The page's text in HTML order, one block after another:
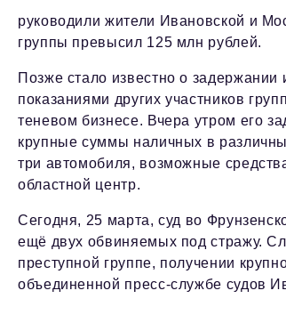
руководили жители Ивановской и
группы превысил 125 млн рублей.
Позже стало известно о
показаниями других участников
теневом бизнесе. Вчера утром его
крупные суммы наличных в
три автомобиля, возможные
областной центр.
Сегодня, 25 марта, суд во
ещё двух обвиняемых под стражу.
преступной группе, получении
объединенной пресс-службе судов